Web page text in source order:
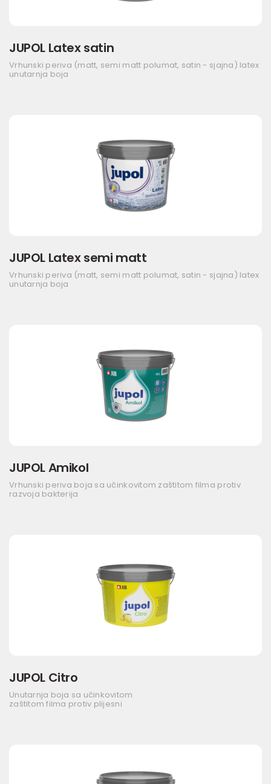
JUPOL Latex satin
Vrhunski periva (matt, semi matt polumat, satin - sjajna) latex
unutarnja boja
JUPOL Latex semi matt
Vrhunski periva (matt, semi matt polumat, satin - sjajna) latex
unutarnja boja
JUPOL Amikol
Vrhunski periva boja sa učinkovitom zaštitom filma protiv
razvoja bakterija
JUPOL Citro
Unutarnja boja sa učinkovitom
zaštitom filma protiv plijesni